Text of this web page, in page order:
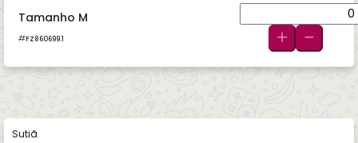
Tamanho M
FZ860699.1
Sutiã